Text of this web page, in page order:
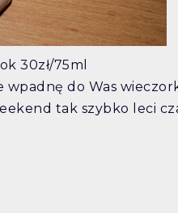
ok 30zł/75ml
do Was
tak szybko leci